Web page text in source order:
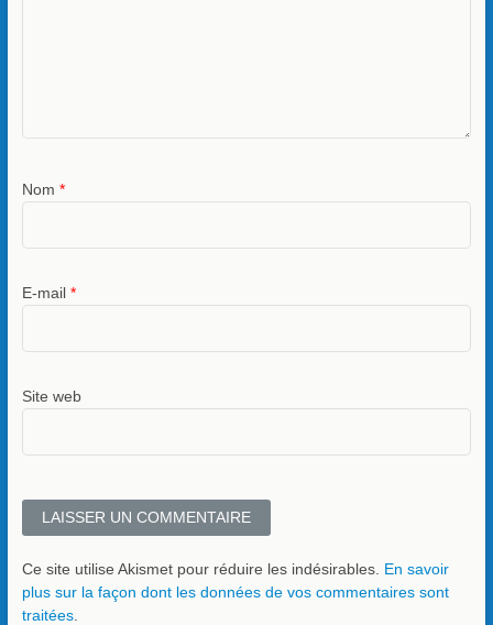
Nom *
E-mail *
Site web
Ce site utilise Akismet pour réduire les indésirables. En savoir
plus sur la façon dont les données de vos commentaires sont
traitées.